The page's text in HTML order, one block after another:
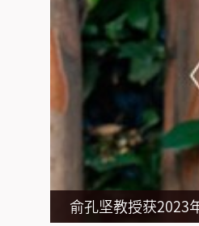
于自然的解决方案国际会议
俞孔坚教授获2023
无障碍
俞孔坚
建筑与